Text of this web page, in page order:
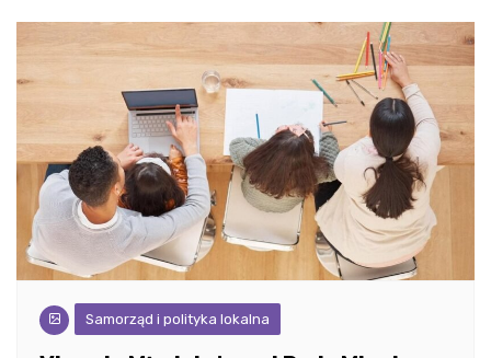
Samorząd i polityka lokalna